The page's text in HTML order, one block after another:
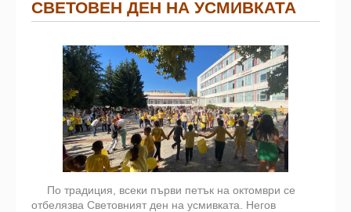
СВЕТОВЕН ДЕН НА УСМИВКАТА
По традиция, всеки първи петък на октомври се
отбелязва Световният ден на усмивката. Негов